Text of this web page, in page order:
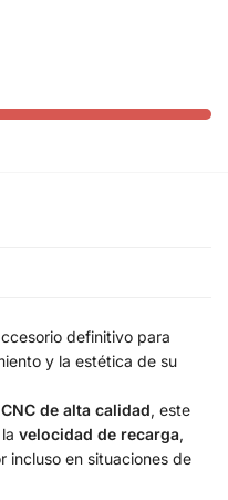
definitivo para
y la estética de su
de alta calidad, este
velocidad de recarga,
incluso en situaciones de